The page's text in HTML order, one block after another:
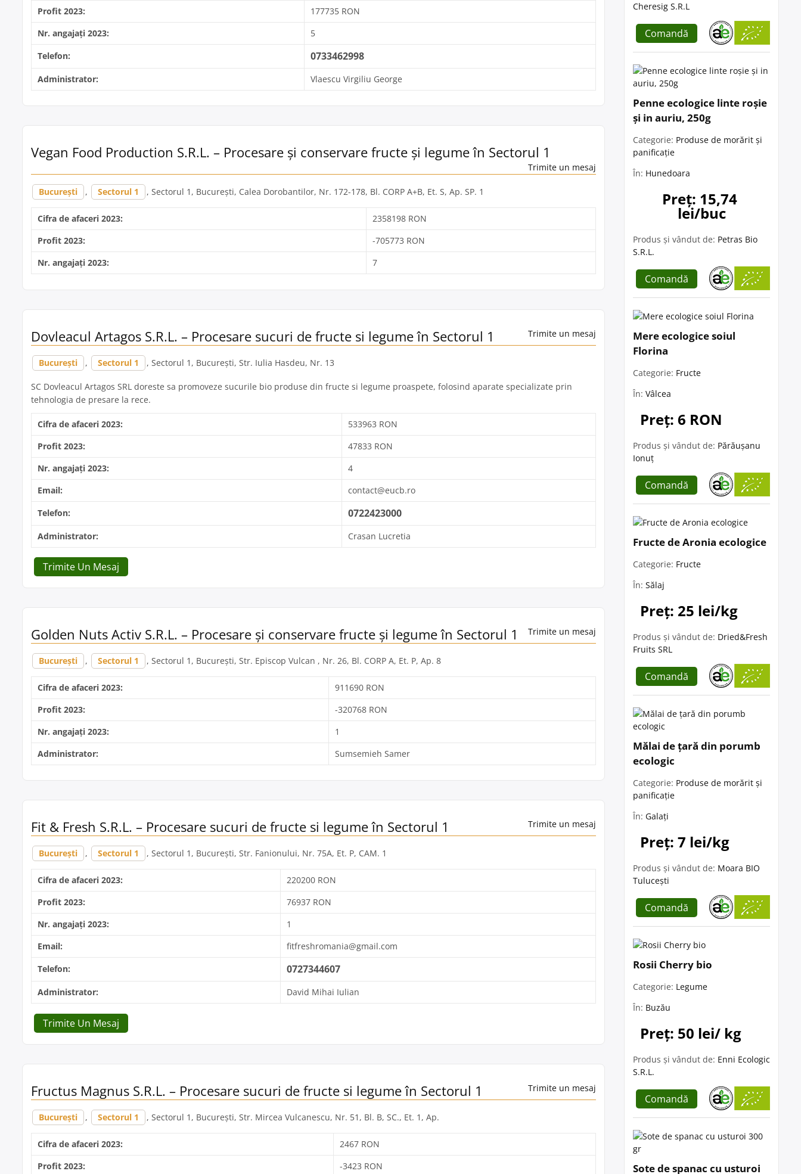
Profit 2023:
177735 RON
Nr. angajați 2023:
5
Telefon:
0733462998
Administrator: Vlaescu Virgiliu George
Vegan Food Production S.R.L. – Procesare și conservare fructe și legume în Sectorul 1
Trimite un mesaj
București , Sectorul 1 , Sectorul 1, București, Calea Dorobantilor, Nr. 172-178, Bl. CORP A+B, Et. S, Ap. SP. 1
Cifra de afaceri 2023:
2358198 RON
Profit 2023:
-705773 RON
Nr. angajați 2023:
7
Dovleacul Artagos S.R.L. – Procesare sucuri de fructe si legume în Sectorul 1 Trimite un mesaj
București , Sectorul 1 , Sectorul 1, București, Str. Iulia Hasdeu, Nr. 13
SC Dovleacul Artagos SRL doreste sa promoveze sucurile bio produse din fructe si legume proaspete, folosind aparate specializate prin
tehnologia de presare la rece.
Cifra de afaceri 2023:
533963 RON
Profit 2023:
47833 RON
Nr. angajați 2023:
4
Email:
contact@eucb.ro
Telefon:
0722423000
Administrator: Crasan Lucretia
Trimite Un Mesaj
Golden Nuts Activ S.R.L. – Procesare și conservare fructe și legume în Sectorul 1 Trimite un mesaj
București , Sectorul 1 , Sectorul 1, București, Str. Episcop Vulcan , Nr. 26, Bl. CORP A, Et. P, Ap. 8
Cifra de afaceri 2023:
911690 RON
Profit 2023:
-320768 RON
Nr. angajați 2023:
1
Administrator:
Sumsemieh Samer
Fit & Fresh S.R.L. – Procesare sucuri de fructe si legume în Sectorul 1 Trimite un mesaj
București , Sectorul 1 , Sectorul 1, București, Str. Fanionului, Nr. 75A, Et. P, CAM. 1
Cifra de afaceri 2023:
220200 RON
Profit 2023:
76937 RON
Nr. angajați 2023:
1
Email:
fitfreshromania@gmail.com
Telefon:
0727344607
Administrator: David Mihai Iulian
Trimite Un Mesaj
Fructus Magnus S.R.L. – Procesare sucuri de fructe si legume în Sectorul 1 Trimite un mesaj
București , Sectorul 1 , Sectorul 1, București, Str. Mircea Vulcanescu, Nr. 51, Bl. B, SC., Et. 1, Ap.
Cifra de afaceri 2023:
2467 RON
Profit 2023:
-3423 RON
Cheresig S.R.L
Comandă
Penne ecologice linte roșie
și in auriu, 250g
Categorie: Produse de morărit și
panificație
În: Hunedoara
Preț: 15,74
lei/buc
Produs și vândut de: Petras Bio
S.R.L.
Comandă
Mere ecologice soiul
Florina
Categorie: Fructe
În: Vâlcea
Preț: 6 RON
Produs și vândut de: Părăușanu
Ionuț
Comandă
Fructe de Aronia ecologice
Categorie: Fructe
În: Sălaj
Preț: 25 lei/kg
Produs și vândut de: Dried&Fresh
Fruits SRL
Comandă
Mălai de țară din porumb
ecologic
Categorie: Produse de morărit și
panificație
În: Galați
Preț: 7 lei/kg
Produs și vândut de: Moara BIO
Tulucești
Comandă
Rosii Cherry bio
Categorie: Legume
În: Buzău
Preț: 50 lei/ kg
Produs și vândut de: Enni Ecologic
S.R.L.
Comandă
Sote de spanac cu usturoi